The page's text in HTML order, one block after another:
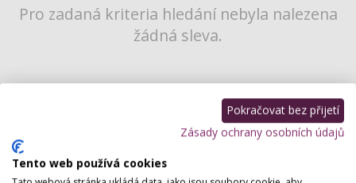
Pro zadaná kriteria hledání nebyla nalezena
žádná sleva.
Staňte se naším partnerem
Pokračovat bez přijetí
Zásady ochrany osobních údajů
Tento web používá cookies